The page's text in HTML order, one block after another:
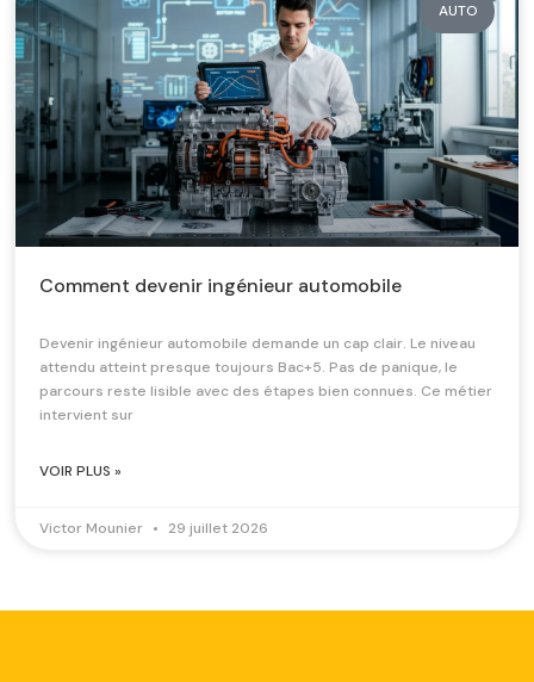
AUTO
Comment devenir ingénieur automobile
Devenir ingénieur automobile demande un cap clair. Le niveau
attendu atteint presque toujours Bac+5. Pas de panique, le
parcours reste lisible avec des étapes bien connues. Ce métier
intervient sur
VOIR PLUS »
Victor Mounier 29 juillet 2026